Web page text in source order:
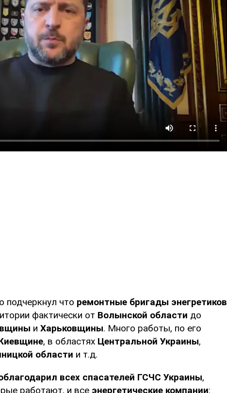
подчеркнул что ремонтные бригады энегретиков
фактически от Волынской области до
и Харьковщины. Много работы, по его
, в областях Центральной Украины,
области и т.д.
всех спасателей ГСЧС Украины,
работают, и все энергетические компании: